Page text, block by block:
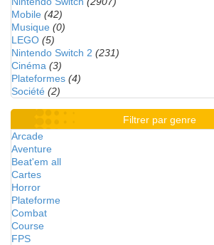
Mobile (42)
Musique (0)
LEGO (5)
Nintendo Switch 2 (231)
Cinéma (3)
Plateformes (4)
Société (2)
Filtrer par genre
Arcade
Aventure
Beat'em all
Cartes
Horror
Plateforme
Combat
Course
FPS